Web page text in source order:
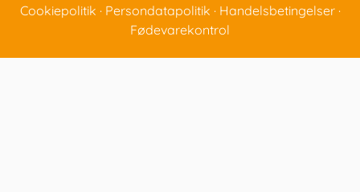
Cookiepolitik · Persondatapolitik · Handelsbetingelser·
Fødevarekontrol